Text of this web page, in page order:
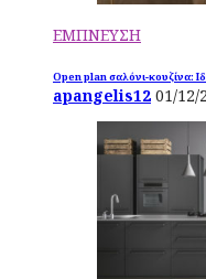
ΕΜΠΝΕΥΣΗ
Open plan σαλόνι-κουζίνα:
apangelis12 01/12/